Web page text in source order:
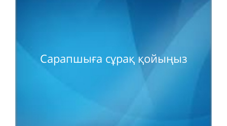
Сарапшыға сұрақ қойыңыз